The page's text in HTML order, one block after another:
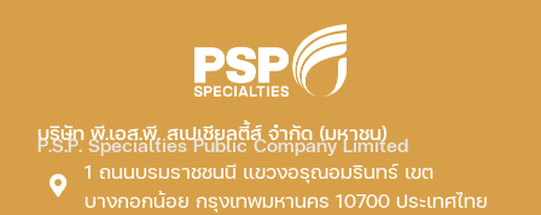
บริษัท พี.เอส.พี. สเปเชียลตี้ส์ จำกัด (มหาชน)
P.S.P. Specialties Public Company Limited
1 ถนนบรมราชชนนี แขวงอรุณอมรินทร์ เขต
บางกอกน้อย กรุงเทพมหานคร 10700 ประเทศไทย